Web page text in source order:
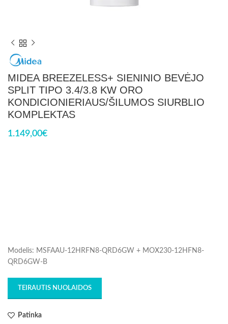
MIDEA BREEZELESS+ SIENINIO BEVĖJO
SPLIT TIPO 3.4/3.8 KW ORO
KONDICIONIERIAUS/ŠILUMOS SIURBLIO
KOMPLEKTAS
1.149,00€
Modelis: MSFAAU-12HRFN8-QRD6GW + MOX230-12HFN8-
QRD6GW-B
TEIRAUTIS NUOLAIDOS
Patinka